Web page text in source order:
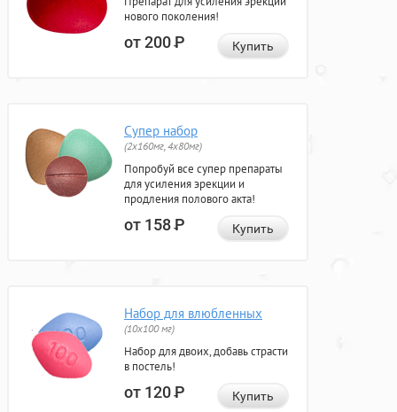
нового поколения!
от 200Р Купить
Супер набор
(2х160мг, 4х80мг)
Попробуй все супер препараты
для усиления эрекции и
продления полового акта!
от 158Р Купить
Набор для влюбленных
(10х100 мг)
Набор для двоих, добавь страсти
в постель!
от 120Р Купить